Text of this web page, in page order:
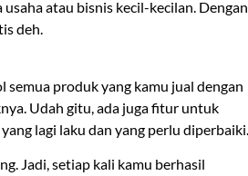
atau bisnis kecil-kecilan. Dengan
deh.
semua produk yang kamu jual dengan
Udah gitu, ada juga fitur untuk
lagi laku dan yang perlu diperbaiki.
Jadi, setiap kali kamu berhasil